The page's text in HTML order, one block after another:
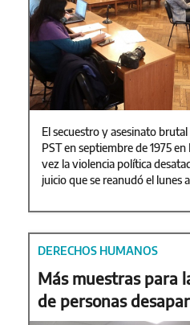
El secuestro y asesinato
PST en septiembre de 1975
vez la violencia política
juicio que se reanudó el lunes
DERECHOS HUMANOS
Más muestras para
de personas